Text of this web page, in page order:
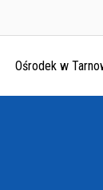
Ośrodek w